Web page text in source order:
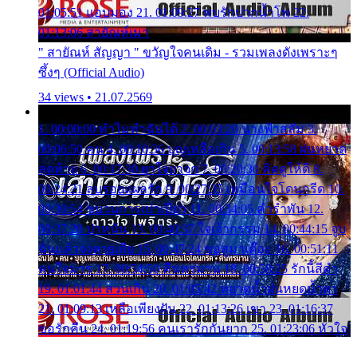
01:05:51 แอบมอง 21. 01:09:27 พบรักปากน้ำโพ 22.
01:13:06 สายัณห์เมา
" สายัณห์ สัญญา " ขวัญใจคนเดิม - รวมเพลงดังเพราะๆ
ซึ้งๆ (Official Audio)
34 views • 21.07.2569
1. 00:00:00 ทำไมทำฉันได้ 2. 00:03:20 นางฟ้าสลัม 3.
00:06:50 คน 4. 00:10:36 บุญเหลือเกิน 5. 00:13:58 ฝนหยาด
สุดท้าย 6. 00:17:30 ยาใจยาจก 7. 00:20:30 คิดดูให้ดี 8.
00:24:21 ลบรอยแผลรัก 9. 00:27:35 เหมือนใจโดนกรีด 10.
00:30:54 ขบวนการเปาเปียว 11. 00:34:05 คำรำพัน 12.
00:37:20 ปาหนัน 13. 00:40:37 ใจเจ้ากรรม 14. 00:44:15 จูบ
ฉันแล้วจงตายเสีย 15. 00:47:24 ขอสูมาเต๊อะ 16. 00:51:11
คนใจมาร 17. 00:54:50 คืนทรมาน 18. 00:58:25 รักนี้สีดำ
19. 01:01:44 ส่วนเกิน 20. 01:05:42 หยาดน้ำฝนหยดน้ำตา
21. 01:09:13 เหลือเพียงฝัน 22. 01:13:26 เขา 23. 01:16:37
ขอรักคืน 24. 01:19:56 คนเรารักกันยาก 25. 01:23:06 หัวใจ